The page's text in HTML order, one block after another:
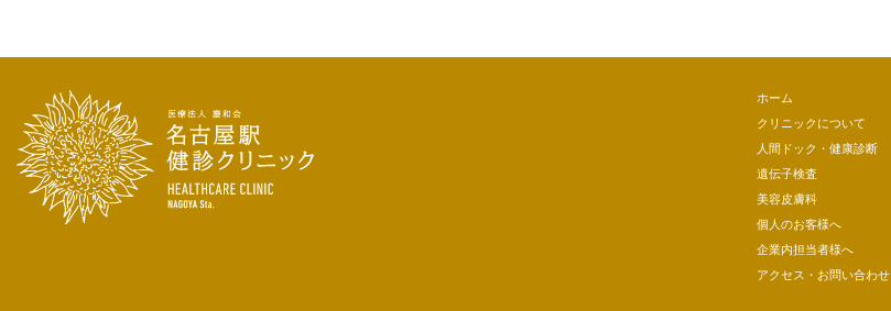
ホーム
クリニックについて
人間ドック・健康診断
遺伝子検査
美容皮膚科
個人のお客様へ
企業内担当者様へ
アクセス・お問い合わせ